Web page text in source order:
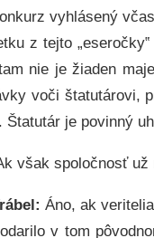
vyhlásený
z tejto
nie je žiaden
voči štatutárovi,
je povinný
však spoločnosť už
Áno, ak
v tom